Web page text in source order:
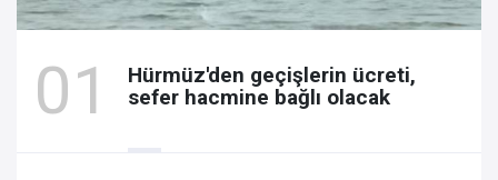
Hürmüz'den geçişlerin ücreti,
sefer hacmine bağlı olacak